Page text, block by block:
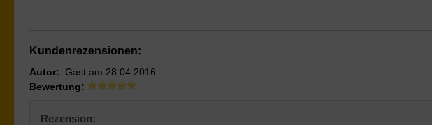
Kundenrezensionen:
Autor: Gast am 28.04.2016
Bewertung:
Rezension: